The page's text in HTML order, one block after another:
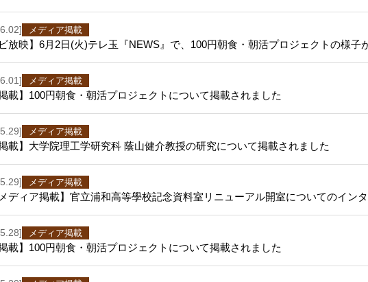
メディア掲載
ビ放映】6月2日(火)テレ玉『NEWS』で、100円朝食・朝活プロジェクトの様子
メディア掲載
掲載】100円朝食・朝活プロジェクトについて掲載されました
メディア掲載
掲載】大学院理工学研究科 蔭山健介教授の研究について掲載されました
メディア掲載
メディア掲載】官立浦和高等學校記念資料室リニューアル開室についてのイン
メディア掲載
掲載】100円朝食・朝活プロジェクトについて掲載されました